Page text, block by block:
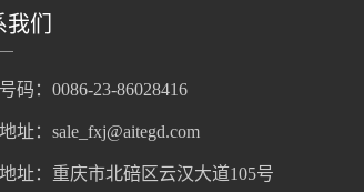
们
码：0086-23-86028416
址：sale_fxj@aitegd.com
址：重庆市北碚区云汉大道105号